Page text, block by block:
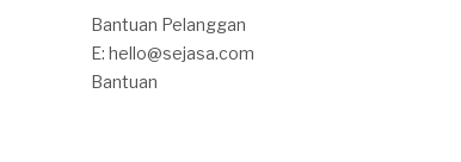
Bantuan Pelanggan
E: hello@sejasa.com
Bantuan